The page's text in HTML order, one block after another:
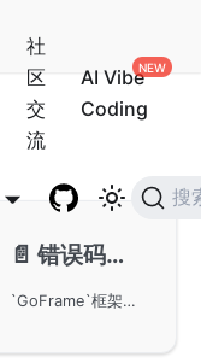
社
区
交
流
AI Vibe
Coding
搜
📄️ 错误码接口-gcode
`GoFrame`框架`gcode`错误码接口组件的使用，作为错误处理核心组件之一。`gcode`提供标准化的错误码接口设计，支持自定义错误码实现、内置错误码、错误码方法和扩展等功能。帮助开发者构建稳定、可靠的应用程序，确保系统的高可用性和可维护性。详细内容请参考错误处理-错误码接口章节，了解接口定义、实现方式和最佳实践。